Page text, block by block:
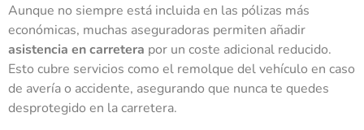
Aunque no siempre está incluida en las pólizas más
económicas, muchas aseguradoras permiten añadir
asistencia en carretera por un coste adicional reducido.
Esto cubre servicios como el remolque del vehículo en caso
de avería o accidente, asegurando que nunca te quedes
desprotegido en la carretera.